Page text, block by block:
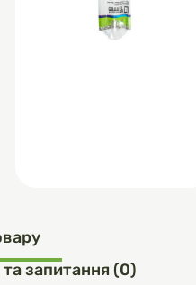
та запитання (0)